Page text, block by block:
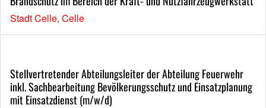
Stadt Celle, Celle
Stellvertretender Abteilungsleiter der Abteilung Feuerwehr
inkl. Sachbearbeitung Bevölkerungsschutz und Einsatzplanung
mit Einsatzdienst (m/w/d)